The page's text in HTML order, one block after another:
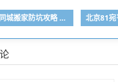
2026北京同城搬家防坑攻略 正规搬家公司推荐